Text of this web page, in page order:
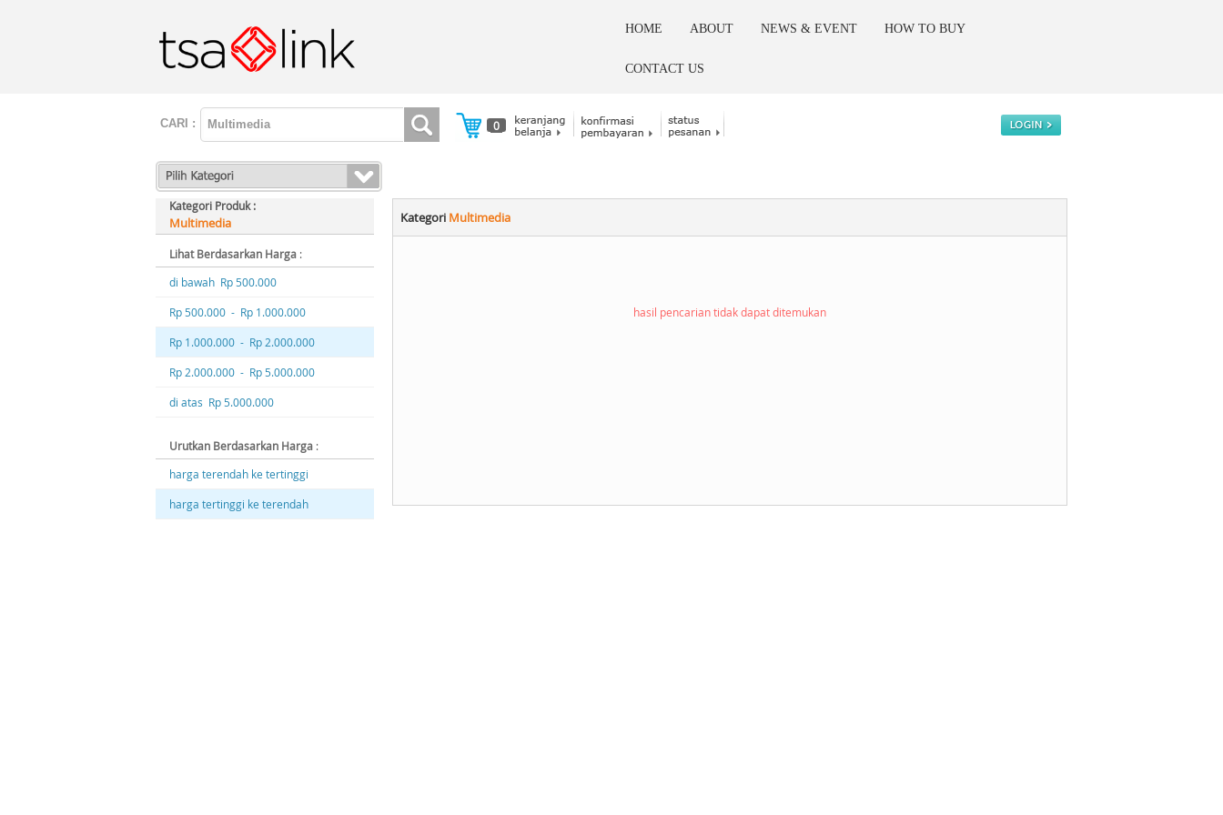
HOME ABOUT NEWS & EVENT HOW TO BUY
CONTACT US
CARI : 0
Kategori Produk :
Multimedia
Lihat Berdasarkan Harga :
di bawah Rp 500.000
Rp 500.000 - Rp 1.000.000
Rp 1.000.000 - Rp 2.000.000
Rp 2.000.000 - Rp 5.000.000
di atas Rp 5.000.000
Urutkan Berdasarkan Harga :
harga terendah ke tertinggi
harga tertinggi ke terendah
Kategori Multimedia
hasil pencarian tidak dapat ditemukan